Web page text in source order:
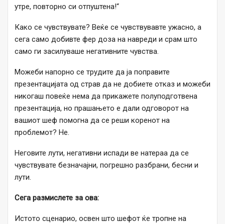
утре, повторно си отпуштена!“
Како се чувствувате? Веќе се чувствувавте ужасно, а
сега само добивте фер доза на навреди и срам што
само ги засилуваше негативните чувства.
Можеби напорно се трудите да ја поправите
презентацијата од страв да не добиете отказ и можеби
никогаш повеќе нема да прикажете полуподготвена
презентација, но прашањето е дали одговорот на
вашиот шеф помогна да се реши коренот на
проблемот? Не.
Неговите лути, негативни испади ве натераа да се
чувствувате безначајни, погрешно разбрани, бесни и
лути.
Сега размислете за ова:
Истото сценарио, освен што шефот ќе тропне на